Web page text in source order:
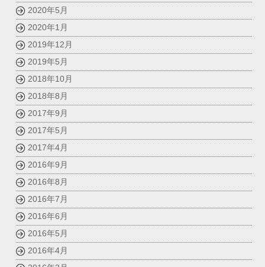
2020年5月
2020年1月
2019年12月
2019年5月
2018年10月
2018年8月
2017年9月
2017年5月
2017年4月
2016年9月
2016年8月
2016年7月
2016年6月
2016年5月
2016年4月